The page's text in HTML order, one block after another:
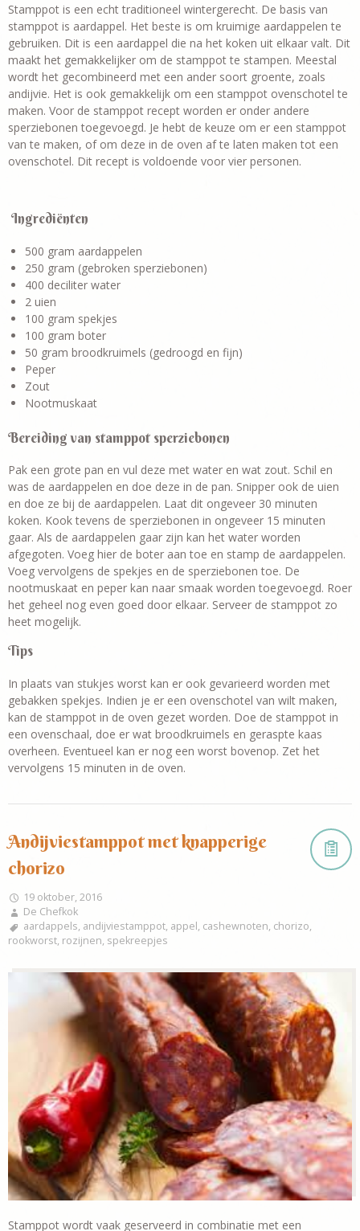
Stamppot is een echt traditioneel wintergerecht. De basis van
stamppot is aardappel. Het beste is om kruimige aardappelen te
gebruiken. Dit is een aardappel die na het koken uit elkaar valt. Dit
maakt het gemakkelijker om de stamppot te stampen. Meestal
wordt het gecombineerd met een ander soort groente, zoals
andijvie. Het is ook gemakkelijk om een stamppot ovenschotel te
maken. Voor de stamppot recept worden er onder andere
sperziebonen toegevoegd. Je hebt de keuze om er een stamppot
van te maken, of om deze in de oven af te laten maken tot een
ovenschotel. Dit recept is voldoende voor vier personen.
Ingrediënten
500 gram aardappelen
250 gram (gebroken sperziebonen)
400 deciliter water
2 uien
100 gram spekjes
100 gram boter
50 gram broodkruimels (gedroogd en fijn)
Peper
Zout
Nootmuskaat
Bereiding van stamppot sperziebonen
Pak een grote pan en vul deze met water en wat zout. Schil en
was de aardappelen en doe deze in de pan. Snipper ook de uien
en doe ze bij de aardappelen. Laat dit ongeveer 30 minuten
koken. Kook tevens de sperziebonen in ongeveer 15 minuten
gaar. Als de aardappelen gaar zijn kan het water worden
afgegoten. Voeg hier de boter aan toe en stamp de aardappelen.
Voeg vervolgens de spekjes en de sperziebonen toe. De
nootmuskaat en peper kan naar smaak worden toegevoegd. Roer
het geheel nog even goed door elkaar. Serveer de stamppot zo
heet mogelijk.
Tips
In plaats van stukjes worst kan er ook gevarieerd worden met
gebakken spekjes. Indien je er een ovenschotel van wilt maken,
kan de stamppot in de oven gezet worden. Doe de stamppot in
een ovenschaal, doe er wat broodkruimels en geraspte kaas
overheen. Eventueel kan er nog een worst bovenop. Zet het
vervolgens 15 minuten in de oven.
Andijviestamppot met knapperige
chorizo
19 oktober, 2016
De Chefkok
aardappels, andijviestamppot, appel, cashewnoten, chorizo,
rookworst, rozijnen, spekreepjes
Stamppot wordt vaak geserveerd in combinatie met een